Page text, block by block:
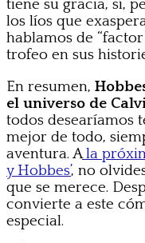
tiene su gracia, sí,
los líos que
hablamos de
trofeo en sus
En resumen,
el universo de
todos desearíamos
mejor de todo,
aventura. Ala
y Hobbes’, no
que se merece.
convierte a este
especial.